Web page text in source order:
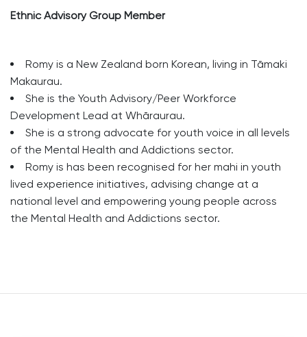
Ethnic Advisory Group Member
Romy is a New Zealand born Korean, living in Tāmaki
Makaurau.
She is the Youth Advisory/Peer Workforce
Development Lead at Whāraurau.
She is a strong advocate for youth voice in all levels
of the Mental Health and Addictions sector.
Romy is has been recognised for her mahi in youth
lived experience initiatives, advising change at a
national level and empowering young people across
the Mental Health and Addictions sector.